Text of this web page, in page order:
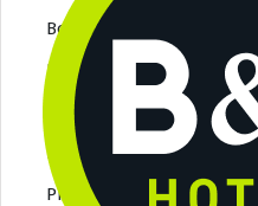
Boulangers / Patissiers
Fromagers
Epiceries fine
Poissoniers
Primeurs